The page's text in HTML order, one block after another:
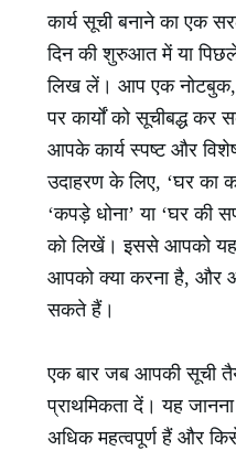
कार्य सूची बनाने का एक
दिन की शुरुआत में या पिछले
लिख लें। आप एक नोटबुक,
पर कार्यों को सूचीबद्ध
आपके कार्य स्पष्ट और
उदाहरण के लिए, ‘घर का
‘कपड़े धोना’ या ‘घर की
को लिखें। इससे आपको यह
आपको क्या करना है, और
सकते हैं।
एक बार जब आपकी सूची
प्राथमिकता दें। यह
अधिक महत्वपूर्ण हैं और